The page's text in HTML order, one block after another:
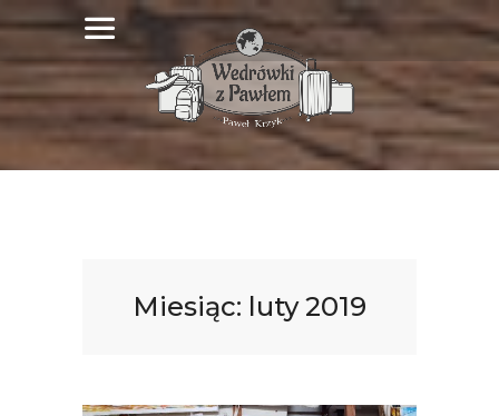
Miesiąc: luty 2019